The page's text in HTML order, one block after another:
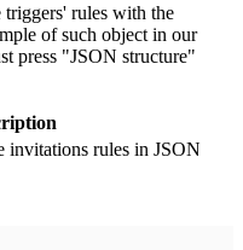
rules with the
of such object in our
press "JSON structure"
invitations rules in JSON